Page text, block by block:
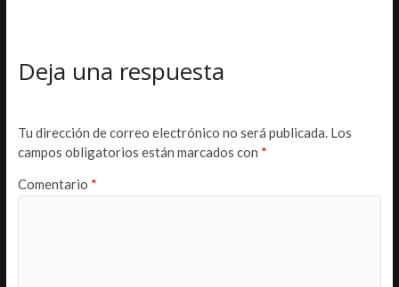
Deja una respuesta
Tu dirección de correo electrónico no será publicada. Los
campos obligatorios están marcados con *
Comentario *